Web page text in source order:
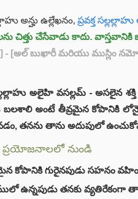
అన్హు ఉల్లేఖనం, ప్రవక్త
చిత్తు చేసేవాడు కాదు.
- [అల్ బుఖారీ మరియు ముస్లిం
అలైహి వసల్లమ్ - అసలైన
బలశాలి అంటే తీవ్రమైన కోపానికి
తనను తాను అదుపులో
నుండి
కోపానికి గురైనపుడు సహనం
ఉన్నపుడు తనకు